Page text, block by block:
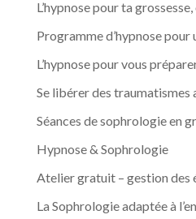
L’hypnose pour ta
Programme d’hypnose pour
L’hypnose pour vous
Se libérer des
Séances de sophrologie en
Hypnose & Sophrologie
Atelier gratuit – gestion des
La Sophrologie adaptée à